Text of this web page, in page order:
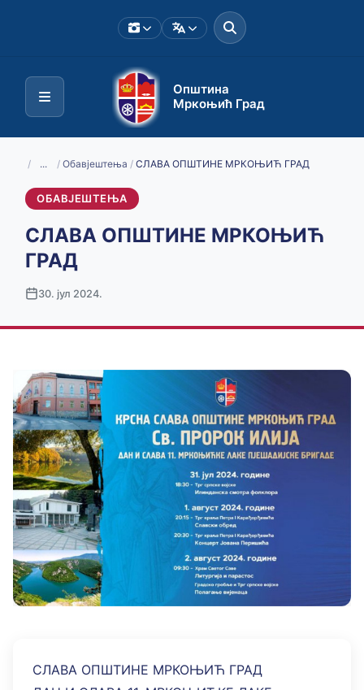
Општина
Мркоњић Град
/ ... / Обавјештења / СЛАВА ОПШТИНЕ МРКОЊИЋ ГРАД
ОБАВЈЕШТЕЊА
СЛАВА ОПШТИНЕ МРКОЊИЋ
ГРАД
30. јул 2024.
СЛАВА ОПШТИНЕ МРКОЊИЋ ГРАД